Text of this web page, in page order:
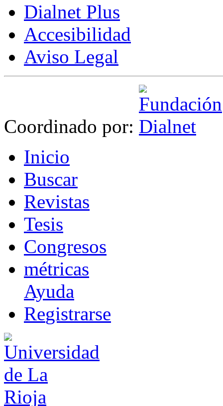
Dialnet Plus
Accesibilidad
Aviso Legal
Coordinado por:
Inicio
Buscar
Revistas
Tesis
Congresos
métricas
Ayuda
Registrarse